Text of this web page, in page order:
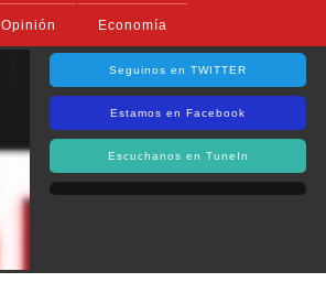
Opinión Economía
Seguinos en TWITTER
Estamos en Facebook
Escuchanos en TuneIn